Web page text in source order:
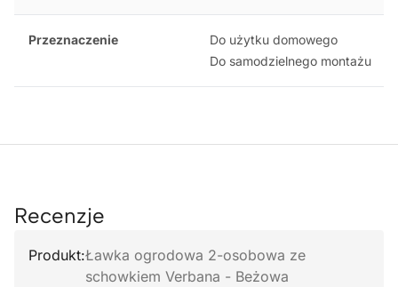
Przeznaczenie
Do użytku domowego
Do samodzielnego montażu
Recenzje
Produkt:Ławka ogrodowa 2-osobowa ze
schowkiem Verbana - Beżowa